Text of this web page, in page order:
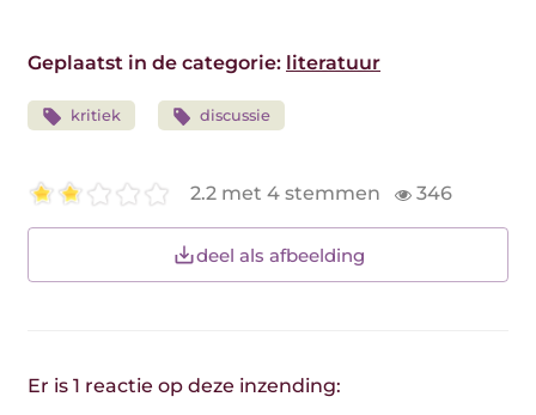
Geplaatst in de categorie: literatuur
kritiek discussie
2.2 met 4 stemmen 346
deel als afbeelding
Er is 1 reactie op deze inzending: